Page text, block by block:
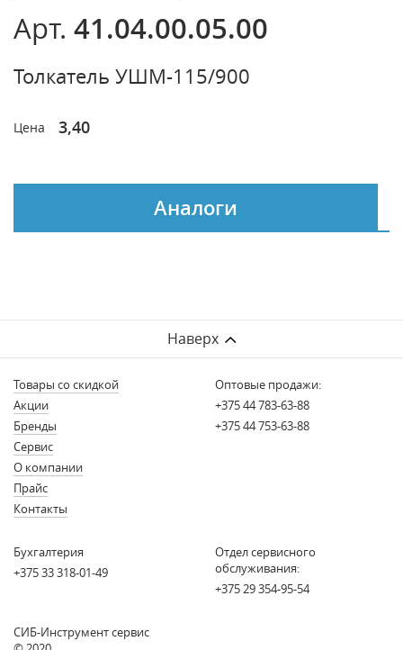
Арт. 41.04.00.05.00
Толкатель УШМ-115/900
Цена 3,40
Аналоги
Наверх
Товары со скидкой
Акции
Бренды
Сервис
О компании
Прайс
Контакты
Оптовые продажи:
+375 44 783-63-88
+375 44 753-63-88
Бухгалтерия
+375 33 318-01-49
Отдел сервисного
обслуживания:
+375 29 354-95-54
СИБ-Инструмент сервис